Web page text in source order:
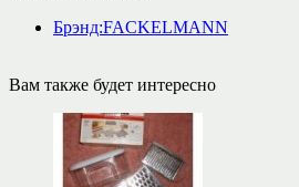
Брэнд:FACKELMANN
Вам также будет интересно